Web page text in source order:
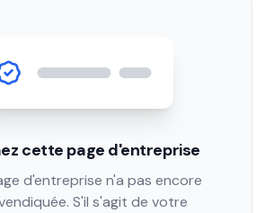
cette page d'entreprise
d'entreprise n'a pas encore
S'il s'agit de votre